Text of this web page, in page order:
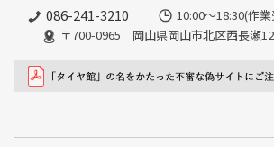
086-241-3210
10:00〜18:30(作
〒700-0965 岡山県岡山市北区西長瀬